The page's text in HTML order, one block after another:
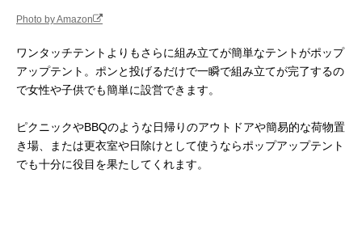
Photo by Amazon
ワンタッチテントよりもさらに組み立てが簡単なテントがポップ
アップテント。ポンと投げるだけで一瞬で組み立てが完了するの
で女性や子供でも簡単に設営できます。
ピクニックやBBQのような日帰りのアウトドアや簡易的な荷物置
き場、または更衣室や日除けとして使うならポップアップテント
でも十分に役目を果たしてくれます。